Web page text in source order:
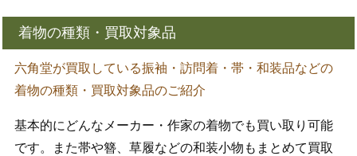
着物の種類・買取対象品
六角堂が買取している振袖・訪問着・帯・和装品などの
着物の種類・買取対象品のご紹介
基本的にどんなメーカー・作家の着物でも買い取り可能
です。また帯や簪、草履などの和装小物もまとめて買取